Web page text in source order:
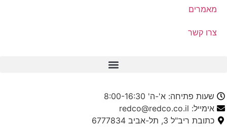
מאמרים
צרו קשר
שעות פתיחה: א'-ה' 8:00-16:30
אימייל: redco@redco.co.il
כתובת ריב"ל 3, תל-אביב 6777834